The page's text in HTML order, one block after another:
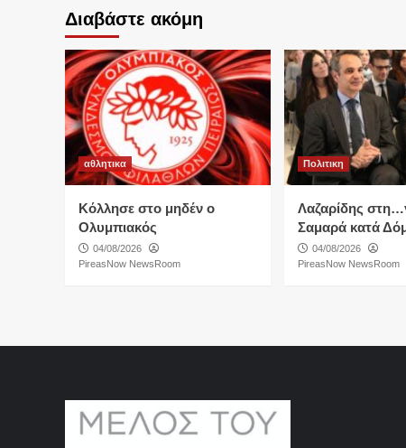
Διαβάστε ακόμη
αθλητικα
Κόλλησε στο μηδέν ο
Ολυμπιακός
04/08/2026
PireasNow NewsRoom
Πολιτικη
Λαζαρίδης
Σαμαρά κατά
04/08/2026
PireasNow NewsRoom